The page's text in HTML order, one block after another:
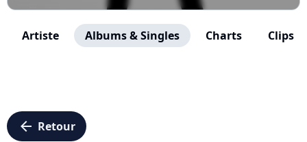
Artiste Albums & Singles Charts Clips
arrow_left Retour